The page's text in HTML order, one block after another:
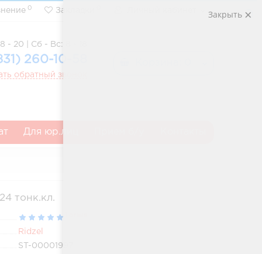
0 Закладки
- 20 | Сб - Вс: 8 - 18
260-10-58
обратный звонок
Для юр.лиц
тонк.кл.
Ridzel
ST-00001997
Закрыть